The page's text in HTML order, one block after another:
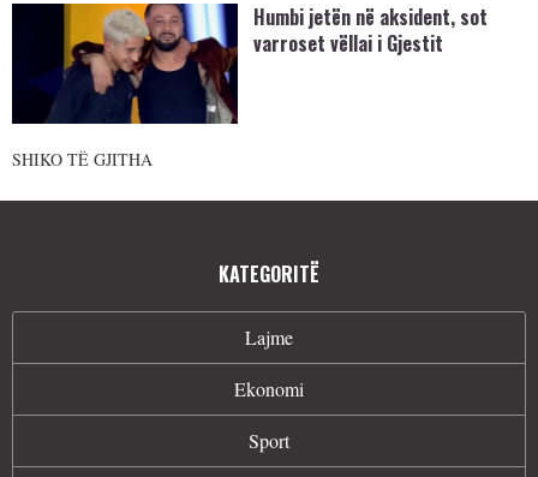
Humbi jetën në aksident, sot
varroset vëllai i Gjestit
SHIKO TË GJITHA
KATEGORITË
Lajme
Ekonomi
Sport